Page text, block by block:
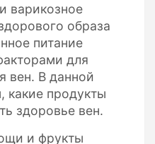
варикозное
образа
питание
для
вен. В данной
какие продукты
здоровье вен.
и фрукты